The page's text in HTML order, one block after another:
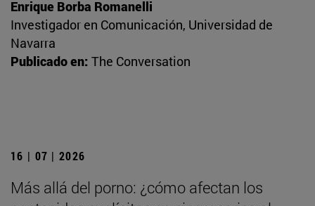
Enrique Borba Romanelli
Investigador en Comunicación, Universidad de
Navarra
Publicado en: The Conversation
16 | 07 | 2026
Más allá del porno: ¿cómo afectan los